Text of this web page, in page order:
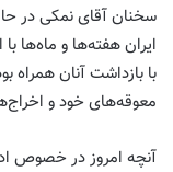
سخنان آقای نمکی در
ایران هفته‌ها و ماه‌ها
با بازداشت آنان
معوقه‌های خود و
آنچه امروز در خصوص